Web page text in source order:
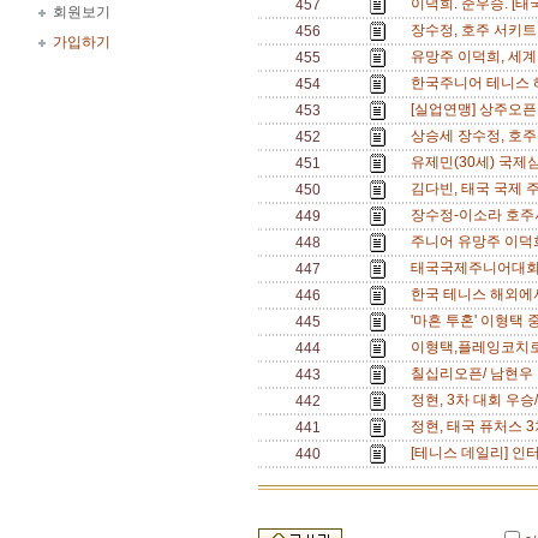
회원보기
가입하기
457
이덕희. 준우승. [
456
장수정, 호주 서키
455
유망주 이덕희, 세
454
한국주니어 테니
453
[실업연맹] 상주오
452
상승세 장수정, 호
451
유제민(30세) 국제
450
김다빈, 태국 국제
449
장수정-이소라 호
448
주니어 유망주 이
447
태국국제주니어대
446
한국 테니스 해외
445
'마흔 투혼' 이형택
444
이형택,플레잉코치
443
칠십리오픈/ 남현
442
정현, 3차 대회 우
441
정현, 태국 퓨처스
440
[테니스 데일리] 인